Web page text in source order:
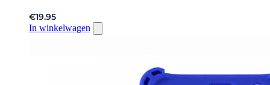
€19.95
In winkelwagen